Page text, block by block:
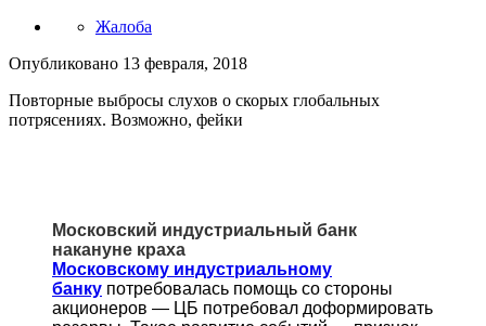
Жалоба
Опубликовано 13 февраля, 2018
Повторные выбросы слухов о скорых глобальных
потрясениях. Возможно, фейки
Московский индустриальный банк
накануне краха
Московскому индустриальному
банку потребовалась помощь со стороны
акционеров — ЦБ потребовал доформировать